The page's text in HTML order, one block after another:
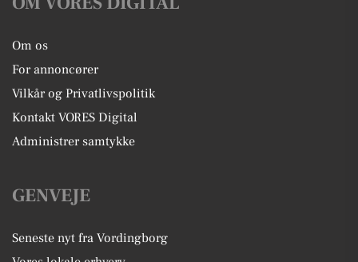
Om os
For annoncører
Vilkår og Privatlivspolitik
Kontakt VORES Digital
Administrer samtykke
GENVEJE
Seneste nyt fra Vordingborg